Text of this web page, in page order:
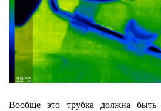
Вообще это трубка должна